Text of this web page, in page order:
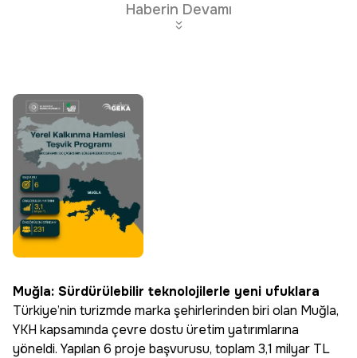
Haberin Devamı
Muğla: Sürdürülebilir teknolojilerle yeni ufuklara
Türkiye’nin turizmde marka şehirlerinden biri olan Muğla,
YKH kapsamında çevre dostu üretim yatırımlarına
yöneldi. Yapılan 6 proje başvurusu, toplam 3,1 milyar TL